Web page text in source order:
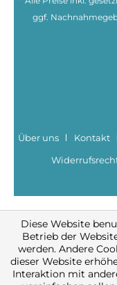
ggf.
Über uns Kontakt
Diese Website
Betrieb der
werden. Andere
dieser Website
Interaktion mit